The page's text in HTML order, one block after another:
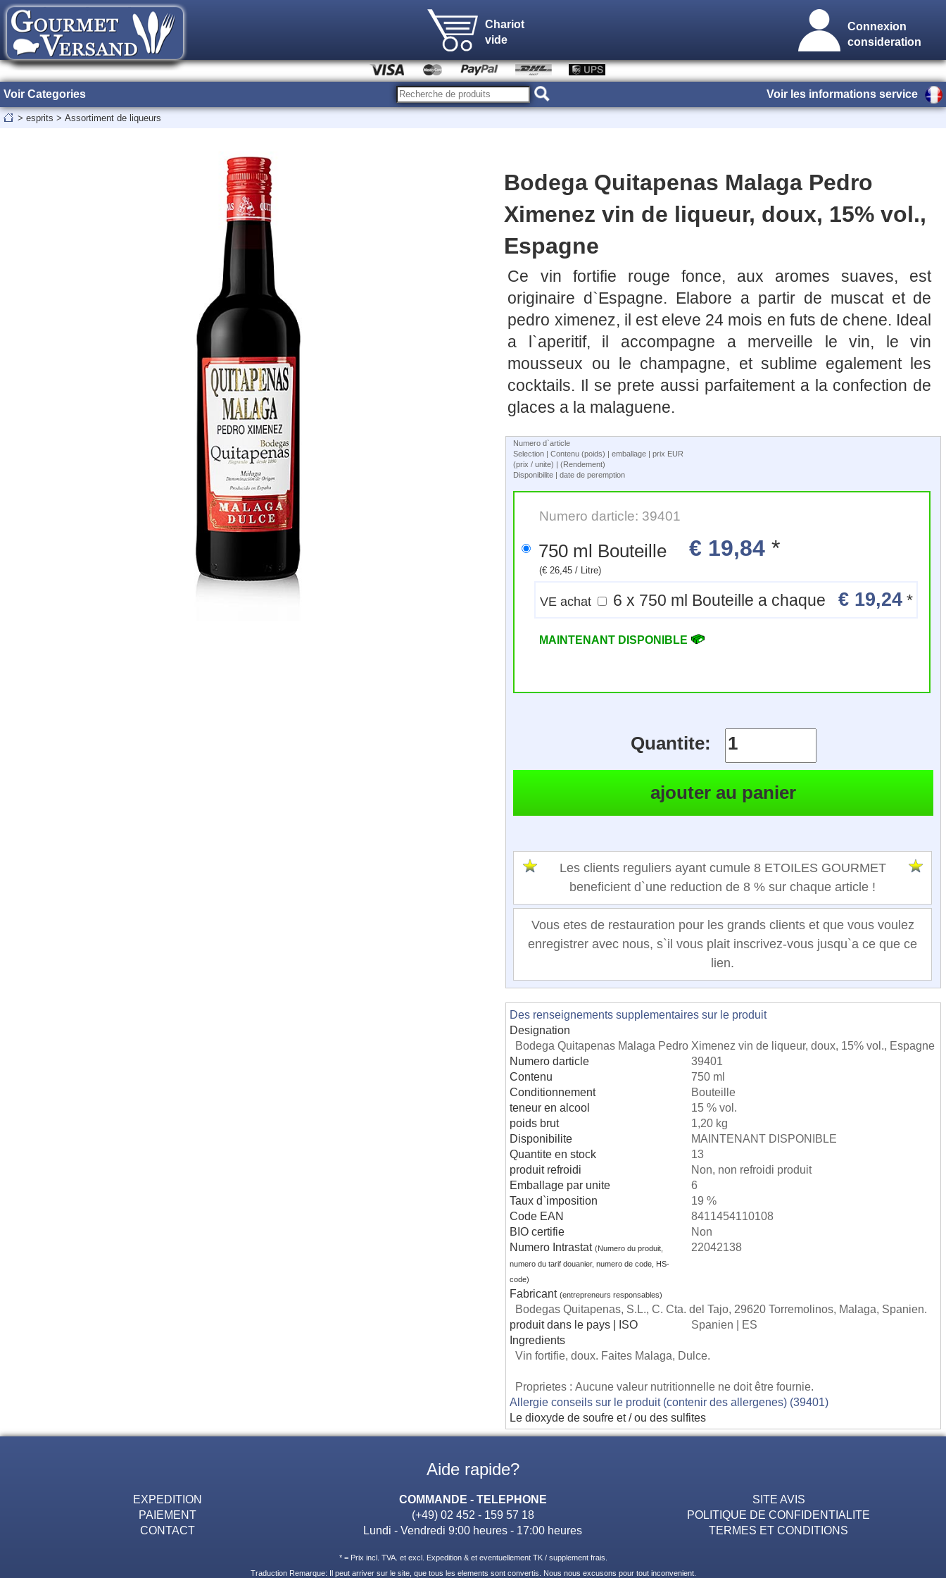
Chariot
vide
Connexion
consideration
Voir Categories Voir les informations service
> esprits > Assortiment de liqueurs
Bodega Quitapenas Malaga Pedro
Ximenez vin de liqueur, doux, 15% vol.,
Espagne
Ce vin fortifie rouge fonce, aux aromes suaves, est
originaire d`Espagne. Elabore a partir de muscat et de
pedro ximenez, il est eleve 24 mois en futs de chene. Ideal
a l`aperitif, il accompagne a merveille le vin, le vin
mousseux ou le champagne, et sublime egalement les
cocktails. Il se prete aussi parfaitement a la confection de
glaces a la malaguene.
Numero d`article
Selection | Contenu (poids) | emballage | prix EUR
(prix / unite) | (Rendement)
Disponibilite | date de peremption
Numero darticle: 39401
750 ml Bouteille € 19,84*
(€ 26,45 / Litre)
VE achat 6 x 750 ml Bouteille a chaque € 19,24*
MAINTENANT DISPONIBLE
Quantite:
Les clients reguliers ayant cumule 8 ETOILES GOURMET
beneficient d`une reduction de 8 % sur chaque article !
Vous etes de restauration pour les grands clients et que vous voulez
enregistrer avec nous, s`il vous plait inscrivez-vous jusqu`a ce que ce
lien.
Des renseignements supplementaires sur le produit
Designation
Bodega Quitapenas Malaga Pedro Ximenez vin de liqueur, doux, 15% vol., Espagne
Numero darticle
39401
Contenu
750 ml
Conditionnement
Bouteille
teneur en alcool
15 % vol.
poids brut
1,20 kg
Disponibilite
MAINTENANT DISPONIBLE
Quantite en stock
13
produit refroidi
Non, non refroidi produit
Emballage par unite
6
Taux d`imposition
19 %
Code EAN
8411454110108
BIO certifie
Non
Numero Intrastat(Numero du produit,
numero du tarif douanier, numero de code, HS-
code)
22042138
Fabricant(entrepreneurs responsables)
Bodegas Quitapenas, S.L., C. Cta. del Tajo, 29620 Torremolinos, Malaga, Spanien.
produit dans le pays | ISO
Spanien | ES
Ingredients
Vin fortifie, doux. Faites Malaga, Dulce.
Proprietes : Aucune valeur nutritionnelle ne doit être fournie.
Allergie conseils sur le produit (contenir des allergenes) (39401)
Le dioxyde de soufre et / ou des sulfites
Aide rapide?
EXPEDITION
PAIEMENT
CONTACT
COMMANDE - TELEPHONE
(+49) 02 452 - 159 57 18
Lundi - Vendredi 9:00 heures - 17:00 heures
SITE AVIS
POLITIQUE DE CONFIDENTIALITE
TERMES ET CONDITIONS
* = Prix incl. TVA. et excl. Expedition & et eventuellement TK / supplement frais.
Traduction Remarque: Il peut arriver sur le site, que tous les elements sont convertis. Nous nous excusons pour tout inconvenient.